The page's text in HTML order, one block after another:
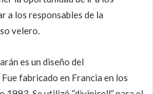
a los responsables de la
velero.
es un diseño del
fabricado en Francia en los